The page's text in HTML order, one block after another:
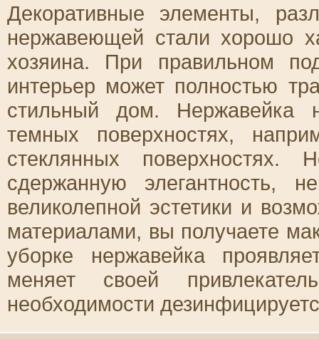
Декоративные элементы,
нержавеющей стали хорошо
хозяина. При правильном
интерьер может полностью
стильный дом. Нержавейка
темных поверхностях,
стеклянных поверхностях.
сдержанную элегантность,
великолепной эстетики и
материалами, вы получаете
уборке нержавейка
меняет своей
необходимости